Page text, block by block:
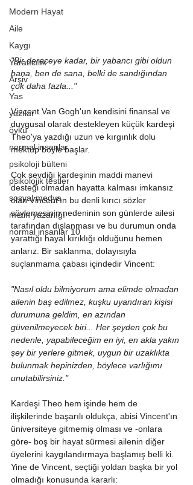
Modern Hayat
Aile
Kaygı
Yaratıcılık
Arşiv
Yas
yazılar
öykü
normal insanlar
psikoloji bülteni
psikolojik testler
sosyal medya
metin yazarlığı
normal insanlar 10
"Bir dereceye kadar, bir yabancı gibi oldun
bana, ben de sana, belki de sandığından
çok daha fazla..."
Vincent Van Gogh'un kendisini finansal ve
duygusal olarak destekleyen küçük kardeşi
Theo'ya yazdığı uzun ve kırgınlık dolu
mektup böyle başlar.
Çok sevdiği kardeşinin maddi manevi
desteği olmadan hayatta kalması imkansız
olan Vincent'ın bu denli kırıcı sözler
söylemesinin nedeninin son günlerde ailesi
tarafından dışlanması ve bu durumun onda
yarattığı hayal kırıklığı olduğunu hemen
anlarız. Bir saklanma, dolayısıyla
suçlanmama çabası içindedir Vincent:
"Nasıl oldu bilmiyorum ama elimde olmadan
ailenin baş edilmez, kuşku uyandıran kişisi
durumuna geldim, en azından
güvenilmeyecek biri... Her şeyden çok bu
nedenle, yapabileceğim en iyi, en akla yakın
şey bir yerlere gitmek, uygun bir uzaklıkta
bulunmak hepinizden, böylece varlığımı
unutabilirsiniz."
Kardeşi Theo hem işinde hem de
ilişkilerinde başarılı oldukça, abisi Vincent'ın
üniversiteye gitmemiş olması ve -onlara
göre- boş bir hayat sürmesi ailenin diğer
üyelerini kaygılandırmaya başlamış belli ki.
Yine de Vincent, seçtiği yoldan başka bir yol
olmadığı konusunda kararlı: